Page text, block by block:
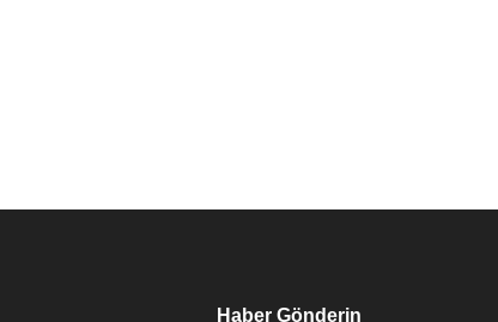
Haber Gönderin